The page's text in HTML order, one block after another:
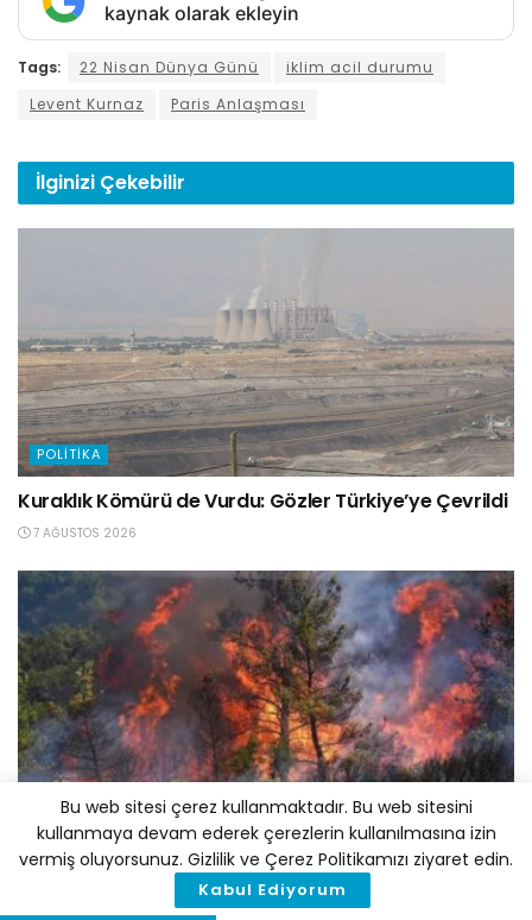
kaynak olarak ekleyin
Tags: 22 Nisan Dünya Günü
iklim acil durumu
Levent Kurnaz
Paris Anlaşması
İlginizi Çekebilir
POLITIKA
Kuraklık Kömürü de Vurdu: Gözler Türkiye’ye Çevrildi
7 AĞUSTOS 2026
POLITIKA
81 İlde “İl İklim Değişikliği Koordinasyon Kurulu”
Kuruluyor
Bu web sitesi çerez kullanmaktadır. Bu web sitesini
kullanmaya devam ederek çerezlerin kullanılmasına izin
vermiş oluyorsunuz. Gizlilik ve Çerez Politikamızı ziyaret edin.
Kabul Ediyorum